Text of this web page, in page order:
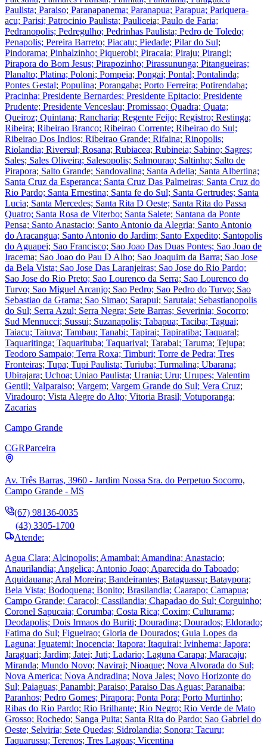
Paulista; Paraiso; Paranapanema; Paranapua; Parapua; Pariquera-
acu; Parisi; Patrocinio Paulista; Pauliceia; Paulo de Faria;
Pedranopolis; Pedregulho; Pedrinhas Paulista; Pedro de Toledo;
Penapolis; Pereira Barreto; Piacatu; Piedade; Pilar do Sul;
Pindorama; Pinhalzinho; Piquerobi; Piracaia; Piraju; Pirangi;
Pirapora do Bom Jesus; Pirapozinho; Pirassununga; Pitangueiras;
Planalto; Platina; Poloni; Pompeia; Pongai; Pontal; Pontalinda;
Pontes Gestal; Populina; Porangaba; Porto Ferreira; Potirendaba;
Pracinha; Presidente Bernardes; Presidente Epitacio; Presidente
Prudente; Presidente Venceslau; Promissao; Quadra; Quata;
Queiroz; Quintana; Rancharia; Regente Feijo; Registro; Restinga;
Ribeira; Ribeirao Branco; Ribeirao Corrente; Ribeirao do Sul;
Ribeirao Dos Indios; Ribeirao Grande; Rifaina; Rinopolis;
Riolandia; Riversul; Rosana; Rubiacea; Rubineia; Sabino; Sagres;
Sales; Sales Oliveira; Salesopolis; Salmourao; Saltinho; Salto de
Pirapora; Salto Grande; Sandovalina; Santa Adelia; Santa Albertina;
Santa Cruz da Esperanca; Santa Cruz Das Palmeiras; Santa Cruz do
Rio Pardo; Santa Ernestina; Santa fe do Sul; Santa Gertrudes; Santa
Lucia; Santa Mercedes; Santa Rita D Oeste; Santa Rita do Passa
Quatro; Santa Rosa de Viterbo; Santa Salete; Santana da Ponte
Pensa; Santo Anastacio; Santo Antonio da Alegria; Santo Antonio
do Aracangua; Santo Antonio do Jardim; Santo Expedito; Santopolis
do Aguapei; Sao Francisco; Sao Joao Das Duas Pontes; Sao Joao de
Iracema; Sao Joao do Pau D Alho; Sao Joaquim da Barra; Sao Jose
da Bela Vista; Sao Jose Das Laranjeiras; Sao Jose do Rio Pardo;
Sao Jose do Rio Preto; Sao Lourenco da Serra; Sao Lourenco do
Turvo; Sao Miguel Arcanjo; Sao Pedro; Sao Pedro do Turvo; Sao
Sebastiao da Grama; Sao Simao; Sarapui; Sarutaia; Sebastianopolis
do Sul; Serra Azul; Serra Negra; Sete Barras; Severinia; Socorro;
Sud Mennucci; Sussui; Suzanapolis; Tabapua; Taciba; Taguai;
Taiacu; Taiuva; Tambau; Tanabi; Tapirai; Tapiratiba; Taquaral;
Taquaritinga; Taquarituba; Taquarivai; Tarabai; Taruma; Tejupa;
Teodoro Sampaio; Terra Roxa; Timburi; Torre de Pedra; Tres
Fronteiras; Tupa; Tupi Paulista; Turiuba; Turmalina; Ubarana;
Ubirajara; Uchoa; Uniao Paulista; Urania; Uru; Urupes; Valentim
Gentil; Valparaiso; Vargem; Vargem Grande do Sul; Vera Cruz;
Viradouro; Vista Alegre do Alto; Vitoria Brasil; Votuporanga;
Zacarias
Campo Grande
CGRParceira
Av. Três Barras, 3960 - Jardim Nossa Sra. do Perpetuo Socorro,
Campo Grande - MS
(67) 98136-0035
(43) 3305-1700
Atende:
Agua Clara; Alcinopolis; Amambai; Amandina; Anastacio;
Anaurilandia; Angelica; Antonio Joao; Aparecida do Taboado;
Aquidauana; Aral Moreira; Bandeirantes; Bataguassu; Bataypora;
Bela Vista; Bodoquena; Bonito; Brasilandia; Caarapo; Camapua;
Campo Grande; Caracol; Cassilandia; Chapadao do Sul; Corguinho;
Coronel Sapucaia; Corumba; Costa Rica; Coxim; Culturama;
Deodapolis; Dois Irmaos do Buriti; Douradina; Dourados; Eldorado;
Fatima do Sul; Figueirao; Gloria de Dourados; Guia Lopes da
Laguna; Iguatemi; Inocencia; Itapora; Itaquirai; Ivinhema; Japora;
Jaraguari; Jardim; Jatei; Juti; Ladario; Laguna Carapa; Maracaju;
Miranda; Mundo Novo; Navirai; Nioaque; Nova Alvorada do Sul;
Nova America; Nova Andradina; Nova Jales; Novo Horizonte do
Sul; Paiaguas; Panambi; Paraiso; Paraiso Das Aguas; Paranaiba;
Paranhos; Pedro Gomes; Pirapora; Ponta Pora; Porto Murtinho;
Ribas do Rio Pardo; Rio Brilhante; Rio Negro; Rio Verde de Mato
Grosso; Rochedo; Sanga Puita; Santa Rita do Pardo; Sao Gabriel do
Oeste; Selviria; Sete Quedas; Sidrolandia; Sonora; Tacuru;
Taquarussu; Terenos; Tres Lagoas; Vicentina